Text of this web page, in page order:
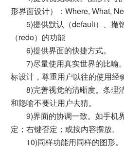
形界面设计）：Where, What,
5)提供默认（default）、撤
（redo）的功能
6)提供界面的快捷方式。
7)尽量使用真实世界的比喻
标设计，尊重用户以往的使用经
8)完善视觉的清晰度。条理
和隐喻不要让用户去猜。
9)界面的协调一致。如手机
定；右键否定；或按内容摆放。
10)同样功能用同样的图形。